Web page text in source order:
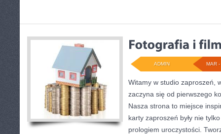
MAR
ADMIN
Witamy w studio zaproszeń,
zaczyna się od pierwszego
Nasza strona to miejsce
karty zaproszeń były nie
prologiem uroczystości.